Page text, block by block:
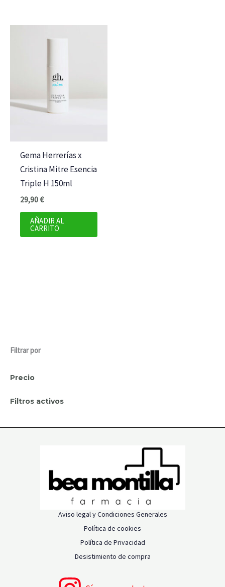
Filtrar por
Precio
Filtros activos
Gema Herrerías x
Cristina Mitre Esencia
Triple H 150ml
29,90€
AÑADIR AL
CARRITO
Aviso legal y Condiciones Generales
Política de cookies
Política de Privacidad
Desistimiento de compra